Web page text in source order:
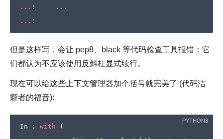
... :
...
... :
但是这样写，会让 pep8、black 等代码检查工具报错：它
们都认为不应该使用反斜杠显式续行。
现在可以给这些上下文管理器加个括号就完美了 (代码洁
癖者的福音):
In : with
(